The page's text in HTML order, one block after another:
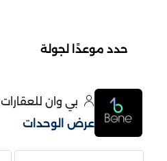
حدد موعدًا لجولة
بي وان للعقارات
عرض الوحدات